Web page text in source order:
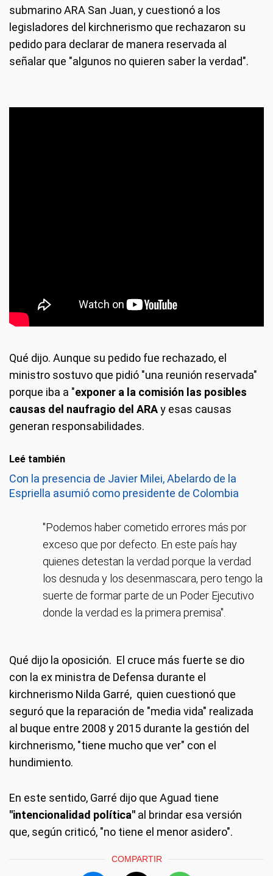
submarino ARA San Juan, y cuestionó a los
legisladores del kirchnerismo que rechazaron su
pedido para declarar de manera reservada al
señalar que "algunos no quieren saber la verdad".
Qué dijo. Aunque su pedido fue rechazado, el
ministro sostuvo que pidió "una reunión reservada"
porque iba a "exponer a la comisión las posibles
causas del naufragio del ARAy esas causas
generan responsabilidades.
Leé también
Con la presencia de Javier Milei, Abelardo de la
Espriella asumió como presidente de Colombia
"Podemos haber cometido errores más por
exceso que por defecto. En este país hay
quienes detestan la verdad porque la verdad
los desnuda y los desenmascara, pero tengo la
suerte de formar parte de un Poder Ejecutivo
donde la verdad es la primera premisa".
Qué dijo la oposición. El cruce más fuerte se dio
con la ex ministra de Defensa durante el
kirchnerismo Nilda Garré, quien cuestionó que
seguró que la reparación de "media vida" realizada
al buque entre 2008 y 2015 durante la gestión del
kirchnerismo, "tiene mucho que ver" con el
hundimiento.
En este sentido, Garré dijo que Aguad tiene
"intencionalidad política" al brindar esa versión
que, según criticó, "no tiene el menor asidero".
COMPARTIR